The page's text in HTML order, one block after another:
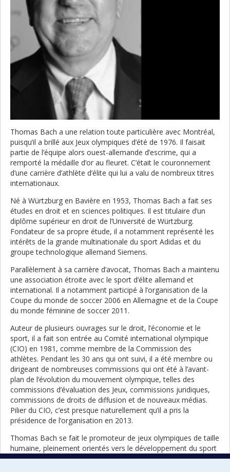
Thomas Bach a une relation toute particulière avec Montréal,
puisqu’il a brillé aux Jeux olympiques d’été de 1976. Il faisait
partie de l’équipe alors ouest-allemande d’escrime, qui a
remporté la médaille d’or au fleuret. C’était le couronnement
d’une carrière d’athlète d’élite qui lui a valu de nombreux titres
internationaux.
Né à Würtzburg en Bavière en 1953, Thomas Bach a fait ses
études en droit et en sciences politiques. Il est titulaire d’un
diplôme supérieur en droit de l’Université de Würtzburg.
Fondateur de sa propre étude, il a notamment représenté les
intérêts de la grande multinationale du sport Adidas et du
groupe technologique allemand Siemens.
Parallèlement à sa carrière d’avocat, Thomas Bach a maintenu
une association étroite avec le sport d’élite allemand et
international. Il a notamment participé à l’organisation de la
Coupe du monde de soccer 2006 en Allemagne et de la Coupe
du monde féminine de soccer 2011.
Auteur de plusieurs ouvrages sur le droit, l’économie et le
sport, il a fait son entrée au Comité international olympique
(CIO) en 1981, comme membre de la Commission des
athlètes. Pendant les 30 ans qui ont suivi, il a été membre ou
dirigeant de nombreuses commissions qui ont été à l’avant-
plan de l’évolution du mouvement olympique, telles des
commissions d’évaluation des Jeux, commissions juridiques,
commissions de droits de diffusion et de nouveaux médias.
Pilier du CIO, c’est presque naturellement qu’il a pris la
présidence de l’organisation en 2013.
Thomas Bach se fait le promoteur de jeux olympiques de taille
humaine, pleinement orientés vers le développement du sport
amateur et enracinés dans le développement durable. Son